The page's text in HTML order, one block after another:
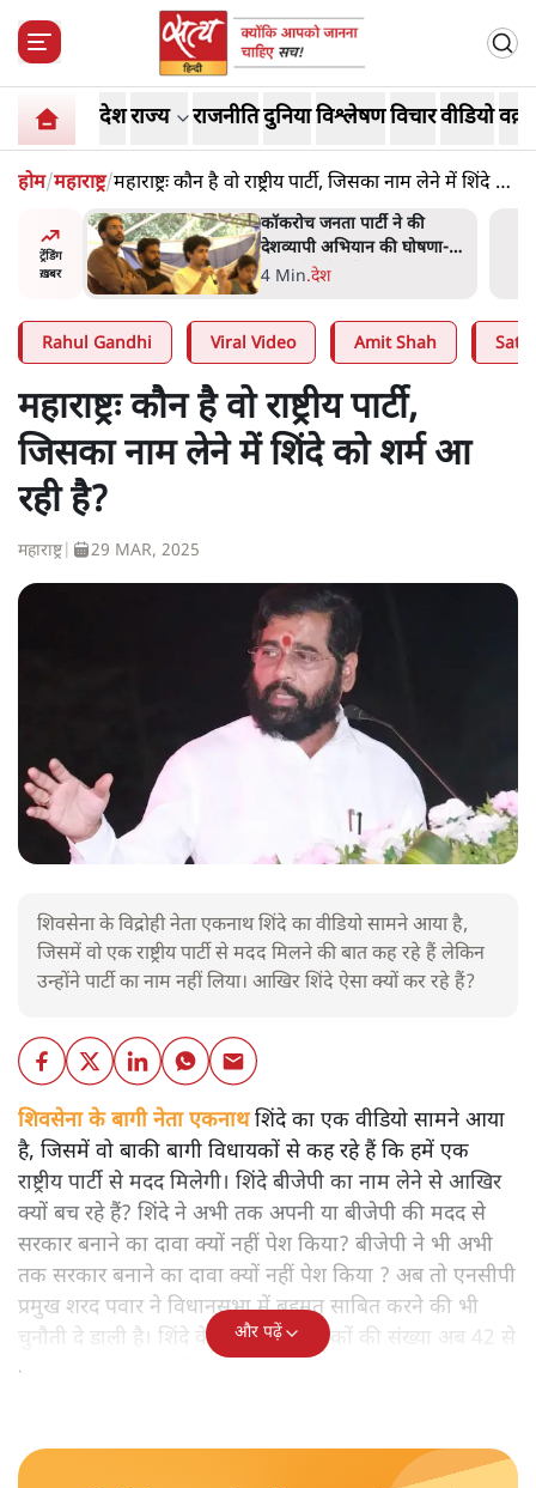
देशराज्य राजनीतिदुनियाविश्लेषणविचारवीडियो
होम/महाराष्ट्र/महाराष्ट्रः कौन है वो राष्ट्रीय पार्टी, जिसका नाम लेने में शिंदे को
शर्म आ रही है?
ट्रेंडिंग
ख़बर
ने
सोरेन का
कॉकरोच जनता पार्टी ने की
देशव्यापी अभियान की घोषणा-
'क्या बोलती पब्लिक'
4 Min.देश
Rahul Gandhi Viral Video Amit Shah
महाराष्ट्रः कौन है वो राष्ट्रीय पार्टी,
जिसका नाम लेने में शिंदे को शर्म आ
रही है?
महाराष्ट्र| 29 MAR, 2025
शिवसेना के विद्रोही नेता एकनाथ शिंदे का वीडियो सामने आया है,
जिसमें वो एक राष्ट्रीय पार्टी से मदद मिलने की बात कह रहे हैं लेकिन
उन्होंने पार्टी का नाम नहीं लिया। आखिर शिंदे ऐसा क्यों कर रहे हैं?
शिवसेना के बागी नेता एकनाथशिंदे का एक वीडियो सामने आया
है, जिसमें वो बाकी बागी विधायकों से कह रहे हैं कि हमें एक
राष्ट्रीय पार्टी से मदद मिलेगी। शिंदे बीजेपी का नाम लेने से आखिर
क्यों बच रहे हैं? शिंदे ने अभी तक अपनी या बीजेपी की मदद से
सरकार बनाने का दावा क्यों नहीं पेश किया? बीजेपी ने भी अभी
तक सरकार बनाने का दावा क्यों नहीं पेश किया ? अब तो एनसीपी
प्रमुख शरद पवार ने विधानसभा में बहुमत साबित करने की भी
चुनौती दे डाली है। शिंदे के समर्थक विधायकों की संख्या अब 42 से
घटकर 40 पर आ गई है।
और पढ़ें